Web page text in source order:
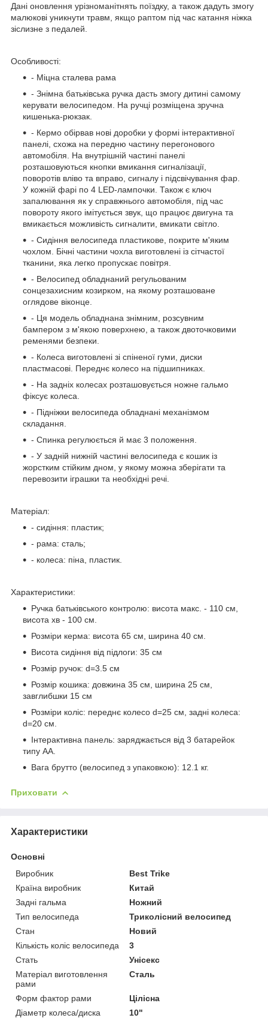
Дані оновлення урізноманітнять поїздку, а також дадуть змогу
малюкові уникнути травм, якщо раптом під час катання ніжка
зіслизне з педалей.
Особливості:
- Міцна сталева рама
- Знімна батьківська ручка дасть змогу дитині самому
керувати велосипедом. На ручці розміщена зручна
кишенька-рюкзак.
- Кермо обірвав нові доробки у формі інтерактивної
панелі, схожа на передню частину перегонового
автомобіля. На внутрішній частині панелі
розташовуються кнопки вмикання сигналізації,
поворотів вліво та вправо, сигналу і підсвічування фар.
У кожній фарі по 4 LED-лампочки. Також є ключ
запалювання як у справжнього автомобіля, під час
повороту якого імітується звук, що працює двигуна та
вмикається можливість сигналити, вмикати світло.
- Сидіння велосипеда пластикове, покрите м'яким
чохлом. Бічні частини чохла виготовлені із сітчастої
тканини, яка легко пропускає повітря.
- Велосипед обладнаний регульованим
сонцезахисним козирком, на якому розташоване
оглядове віконце.
- Ця модель обладнана знімним, розсувним
бампером з м'якою поверхнею, а також двоточковими
ременями безпеки.
- Колеса виготовлені зі спіненої гуми, диски
пластмасові. Переднє колесо на підшипниках.
- На задніх колесах розташовується ножне гальмо
фіксує колеса.
- Підніжки велосипеда обладнані механізмом
складання.
- Спинка регулюється й має 3 положення.
- У задній нижній частині велосипеда є кошик із
жорстким стійким дном, у якому можна зберігати та
перевозити іграшки та необхідні речі.
Матеріал:
- сидіння: пластик;
- рама: сталь;
- колеса: піна, пластик.
Характеристики:
Ручка батьківського контролю: висота макс. - 110 см,
висота хв - 100 см.
Розміри керма: висота 65 см, ширина 40 см.
Висота сидіння від підлоги: 35 см
Розмір ручок: d=3.5 см
Розмір кошика: довжина 35 см, ширина 25 см,
завглибшки 15 см
Розміри коліс: переднє колесо d=25 см, задні колеса:
d=20 см.
Інтерактивна панель: заряджається від 3 батарейок
типу АА.
Вага брутто (велосипед з упаковкою): 12.1 кг.
Приховати
Характеристики
Основні
Виробник
Best Trike
Країна виробник
Китай
Задні гальма
Ножний
Тип велосипеда
Триколісний велосипед
Стан
Новий
Кількість коліс велосипеда
3
Стать
Унісекс
Матеріал виготовлення
рами
Сталь
Форм фактор рами
Цілісна
Діаметр колеса/диска
10"